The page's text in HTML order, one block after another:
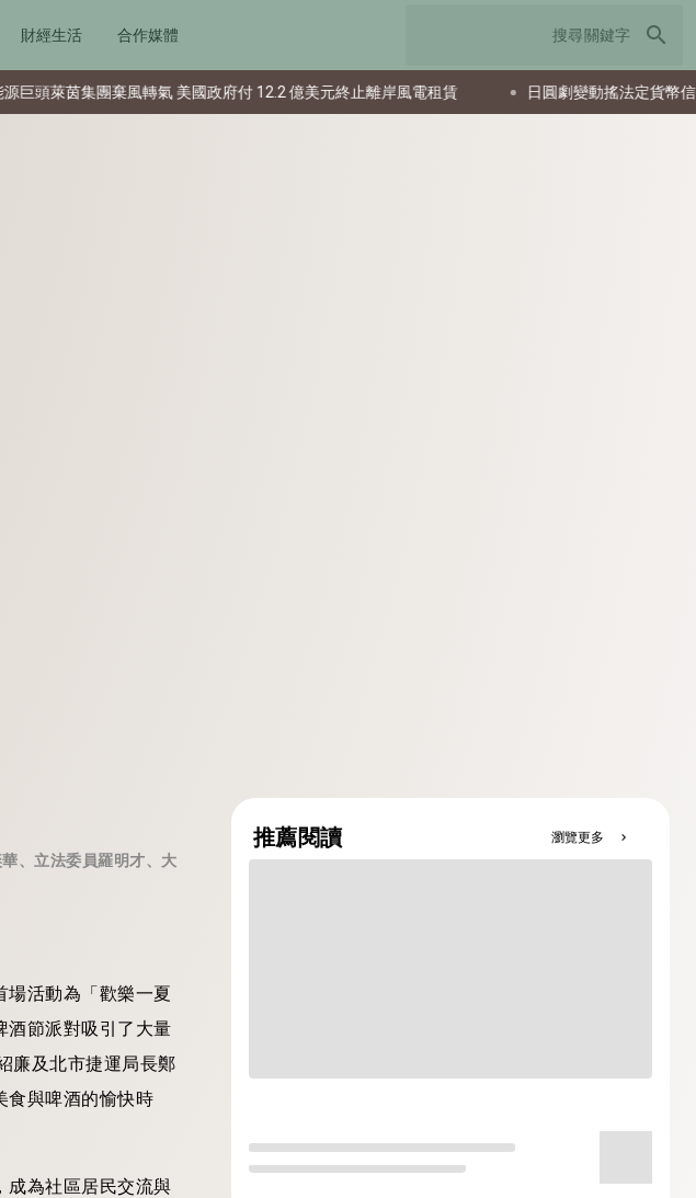
財經生活 合作媒體 search
團棄風轉氣 美國政府付 12.2 億美元終止離岸風電租賃 日圓劇變動搖法定貨幣信任 投資人
、立法委員羅明才、大
場活動為「歡樂一夏
酒節派對吸引了大量
廉及北市捷運局長鄭
食與啤酒的愉快時
成為社區居民交流與
推薦閱讀 瀏覽更多 chevron_right